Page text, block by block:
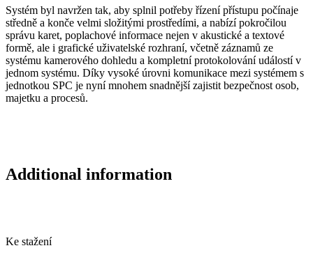
Systém byl navržen tak, aby splnil potřeby řízení přístupu počínaje
středně a konče velmi složitými prostředími, a nabízí pokročilou
správu karet, poplachové informace nejen v akustické a textové
formě, ale i grafické uživatelské rozhraní, včetně záznamů ze
systému kamerového dohledu a kompletní protokolování událostí v
jednom systému. Díky vysoké úrovni komunikace mezi systémem s
jednotkou SPC je nyní mnohem snadnější zajistit bezpečnost osob,
majetku a procesů.
Additional information
Ke stažení